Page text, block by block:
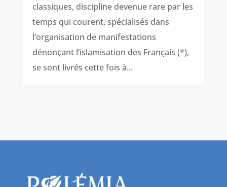
classiques, discipline devenue rare par les
temps qui courent, spécialisés dans
l’organisation de manifestations
dénonçant l’islamisation des Français (*),
se sont livrés cette fois à...